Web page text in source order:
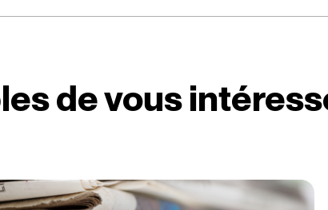
de vous